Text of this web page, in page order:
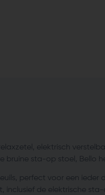
elektrisch
sta-op stoel, Bello
perfect voor een ieder
inclusief de elektrische